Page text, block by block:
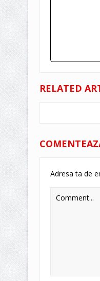
RELATED
Adresa ta de